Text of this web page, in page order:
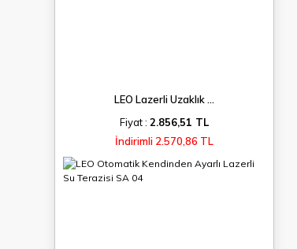
LEO Lazerli Uzaklık ...
Fiyat : 2.856,51 TL
İndirimli 2.570,86 TL